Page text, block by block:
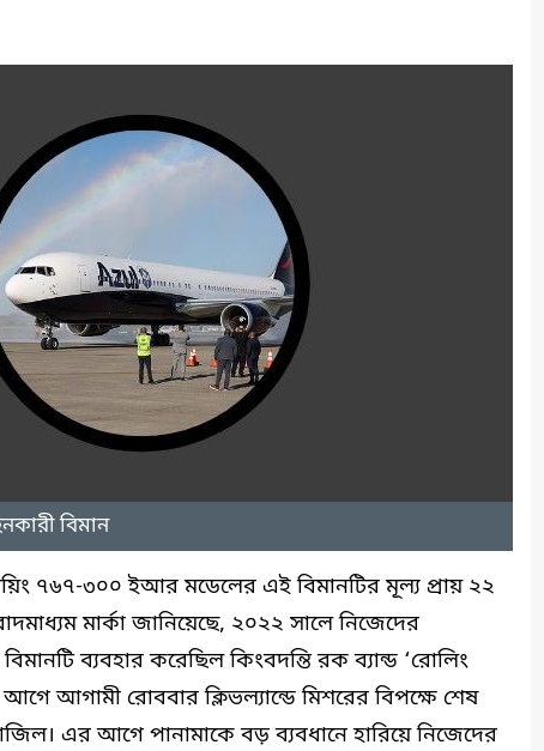
বিমান
৭৬৭-৩০০ ইআর মডেলের এই বিমানটির মূল্য প্রায় ২২
মার্কা জানিয়েছে, ২০২২ সালে নিজেদের
ব্যবহার করেছিল কিংবদন্তি রক ব্যান্ড ‘রোলিং
আগামী রোববার ক্লিভল্যান্ডে মিশরের বিপক্ষে শেষ
এর আগে পানামাকে বড় ব্যবধানে হারিয়ে নিজেদের